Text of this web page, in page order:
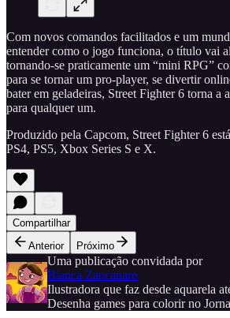
Com novos comandos facilitados e um
entender como o jogo funciona, o título vai
tornando-se praticamente um “mini RPG”
para se tornar um pro-player, se divertir
bater em geladeiras, Street Fighter 6 torna a
para qualquer um.
Produzido pela Capcom, Street Fighter 6
PS4, PS5, Xbox Series S e X.
Compartilhar
Anterior
Próximo
Uma publicação convidada por
Bianca Zancanaro
Ilustradora que faz desde aquarela
Desenha games para colorir no